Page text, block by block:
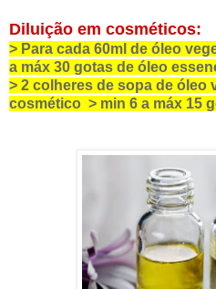
Diluição em cosméticos:
> Para cada 60ml de óleo
a máx 30 gotas de óleo
> 2 colheres de sopa de óleo
cosmético > min 6 a máx 15